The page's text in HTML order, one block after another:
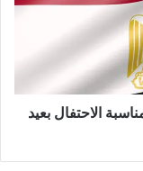
الاحتفال بعيد